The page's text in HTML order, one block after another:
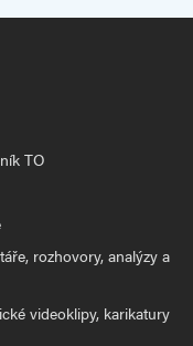
TO
rozhovory, analýzy a
videoklipy, karikatury